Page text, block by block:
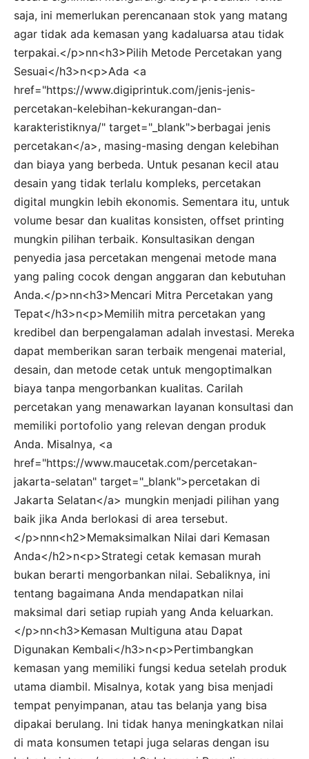
saja, ini memerlukan perencanaan stok yang matang
agar tidak ada kemasan yang kadaluarsa atau tidak
terpakai.</p>nn<h3>Pilih Metode Percetakan yang
Sesuai</h3>n<p>Ada <a
href="https://www.digiprintuk.com/jenis-jenis-
percetakan-kelebihan-kekurangan-dan-
karakteristiknya/" target="_blank">berbagai jenis
percetakan</a>, masing-masing dengan kelebihan
dan biaya yang berbeda. Untuk pesanan kecil atau
desain yang tidak terlalu kompleks, percetakan
digital mungkin lebih ekonomis. Sementara itu, untuk
volume besar dan kualitas konsisten, offset printing
mungkin pilihan terbaik. Konsultasikan dengan
penyedia jasa percetakan mengenai metode mana
yang paling cocok dengan anggaran dan kebutuhan
Anda.</p>nn<h3>Mencari Mitra Percetakan yang
Tepat</h3>n<p>Memilih mitra percetakan yang
kredibel dan berpengalaman adalah investasi. Mereka
dapat memberikan saran terbaik mengenai material,
desain, dan metode cetak untuk mengoptimalkan
biaya tanpa mengorbankan kualitas. Carilah
percetakan yang menawarkan layanan konsultasi dan
memiliki portofolio yang relevan dengan produk
Anda. Misalnya, <a
href="https://www.maucetak.com/percetakan-
jakarta-selatan" target="_blank">percetakan di
Jakarta Selatan</a> mungkin menjadi pilihan yang
baik jika Anda berlokasi di area tersebut.
</p>nnn<h2>Memaksimalkan Nilai dari Kemasan
Anda</h2>n<p>Strategi cetak kemasan murah
bukan berarti mengorbankan nilai. Sebaliknya, ini
tentang bagaimana Anda mendapatkan nilai
maksimal dari setiap rupiah yang Anda keluarkan.
</p>nn<h3>Kemasan Multiguna atau Dapat
Digunakan Kembali</h3>n<p>Pertimbangkan
kemasan yang memiliki fungsi kedua setelah produk
utama diambil. Misalnya, kotak yang bisa menjadi
tempat penyimpanan, atau tas belanja yang bisa
dipakai berulang. Ini tidak hanya meningkatkan nilai
di mata konsumen tetapi juga selaras dengan isu